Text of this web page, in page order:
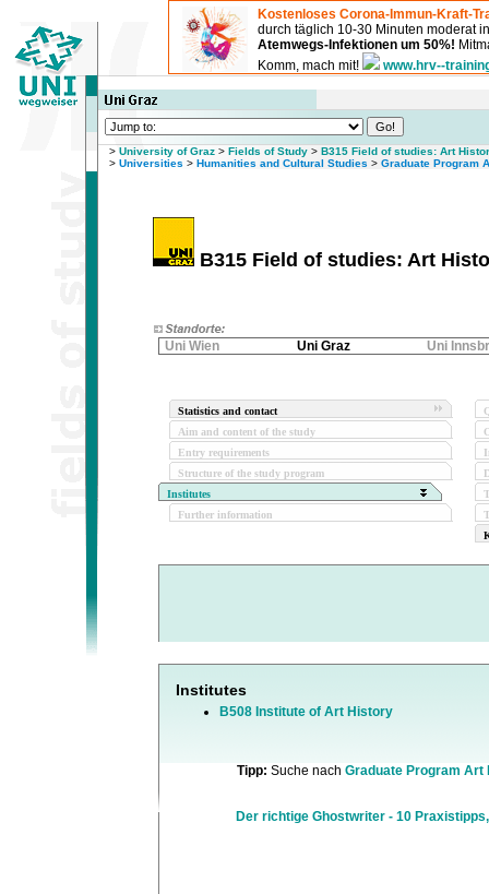
Kostenloses Corona-Immun-Kraft-
durch täglich 10-30 Minuten moderat
Atemwegs-Infektionen um 50%!
Komm, mach mit!
www.hrv--
> University of Graz > Fields of Study > B315 Field of studies: Art
> Universities > Humanities and Cultural Studies > Graduate Program
B315 Field of studies: Art
Uni Wien Uni Graz Uni
Statistics and contact
Aim and content of the study
Entry requirements
Structure of the study program
Institutes
Further information
Institutes
B508 Institute of Art History
Tipp: Suche nach Graduate Program Art
Der richtige Ghostwriter - 10